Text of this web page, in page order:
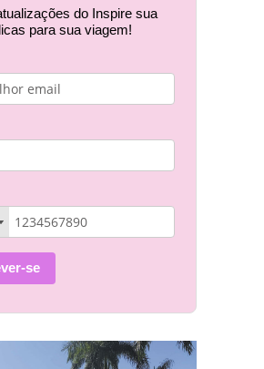
do Inspire sua
para sua viagem!
se